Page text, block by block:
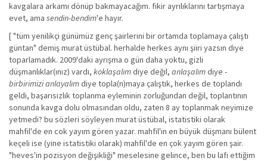
kavgalara arkamı dönüp bakmayacağım. fikir ayrılıklarını tartışmaya
evet, ama sendin-bendim'e hayır.
[ "tüm yenilikçi günümüz genç şairlerini bir ortamda toplamaya çalıştı
güntan" demiş murat üstübal. herhalde herkes aynı şiiri yazsın diye
toparlamadık. 2009'daki ayrışma o gün daha yoktu, gizli
düşmanlıklar(ınız) vardı, koklaşalımdiye değil, anlaşalımdiye -
birbirimizi anlayalımdiye topla(n)maya çalıştık, herkes de toplandı
geldi, başarısızlık toplanma eyleminin zorluğundan değil, toplantının
sonunda kavga dolu olmasından oldu, zaten 8 ay toplanmak neyimize
yetmedi? bu sözleri söyleyen murat üstübal, istatistiki olarak
mahfil'de en cok yayım gören yazar. mahfil'in en büyük düşmanı bülent
keçeli ise (yine istatistiki olarak) mahfil'de en çok yayım gören şair.
"heves'in pozisyon değişikliği" meselesine gelince, ben bu lafı ettiğim